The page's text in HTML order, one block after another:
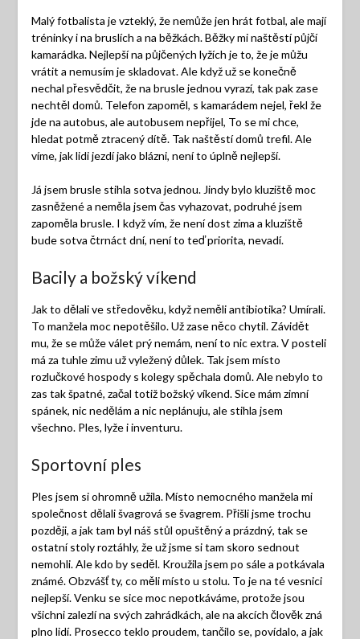
Malý fotbalista je vzteklý, že nemůže jen hrát fotbal, ale mají
tréninky i na bruslích a na běžkách. Běžky mi naštěstí půjčí
kamarádka. Nejlepší na půjčených lyžích je to, že je můžu
vrátit a nemusím je skladovat. Ale když už se konečně
nechal přesvědčit, že na brusle jednou vyrazí, tak pak zase
nechtěl domů. Telefon zapoměl, s kamarádem nejel, řekl že
jde na autobus, ale autobusem nepřijel, To se mi chce,
hledat potmě ztracený dítě. Tak naštěstí domů trefil. Ale
víme, jak lidi jezdí jako blázni, není to úplně nejlepší.
Já jsem brusle stihla sotva jednou. Jindy bylo kluziště moc
zasněžené a neměla jsem čas vyhazovat, podruhé jsem
zapoměla brusle. I když vím, že není dost zima a kluziště
bude sotva čtrnáct dní, není to teď priorita, nevadí.
Bacily a božský víkend
Jak to dělali ve středověku, když neměli antibiotika? Umírali.
To manžela moc nepotěšilo. Už zase něco chytil. Závidět
mu, že se může válet prý nemám, není to nic extra. V posteli
má za tuhle zimu už vyležený důlek. Tak jsem místo
rozlučkové hospody s kolegy spěchala domů. Ale nebylo to
zas tak špatné, začal totiž božský víkend. Sice mám zimní
spánek, nic nedělám a nic neplánuju, ale stihla jsem
všechno. Ples, lyže i inventuru.
Sportovní ples
Ples jsem si ohromně užila. Místo nemocného manžela mi
společnost dělali švagrová se švagrem. Přišli jsme trochu
později, a jak tam byl náš stůl opuštěný a prázdný, tak se
ostatní stoly roztáhly, že už jsme si tam skoro sednout
nemohli. Ale kdo by seděl. Kroužila jsem po sále a potkávala
známé. Obzvášť ty, co měli místo u stolu. To je na té vesnici
nejlepší. Venku se sice moc nepotkáváme, protože jsou
všichni zalezlí na svých zahrádkách, ale na akcích člověk zná
plno lidí. Prosecco teklo proudem, tančilo se, povídalo, a jak